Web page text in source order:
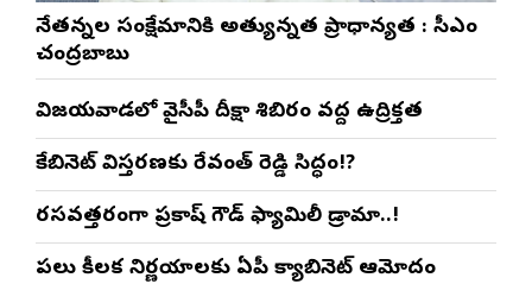
నేతన్నల సంక్షేమానికి అత్యున్నత ప్రాధాన్యత : సీఎం
చంద్రబాబు
విజయవాడలో వైసీపీ దీక్షా శిబిరం వద్ద ఉద్రిక్తత
కేబినెట్ విస్తరణకు రేవంత్ రెడ్డి సిద్ధం!?
రసవత్తరంగా ప్రకాష్ గౌడ్ ఫ్యామిలీ డ్రామా..!
పలు కీలక నిర్ణయాలకు ఏపీ క్యాబినెట్ ఆమోదం